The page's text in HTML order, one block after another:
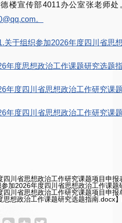
楼宣传部4011办公室张老师
。
关于组织参加2026年度四川省思
年度思想政治工作课题研究选题
年度四川省思想政治工作研究课
年度四川省思想政治工作研究课
四川省思想政治工作研究课题项目申报
加2026年度四川省思想政治工作课题
四川省思想政治工作研究课题项目申报
思想政治工作课题研究选题指南.docx